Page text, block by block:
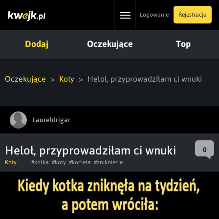
ToggleLogowanie Rejestracja
Dodaj Oczekujące Top
Oczekujące Koty Heloł, przyprowadziłam ci wnuki
Laureldrigar
Heloł, przyprowadziłam ci wnuki 0
Koty #kotka #koty #kocieta #znikniecie